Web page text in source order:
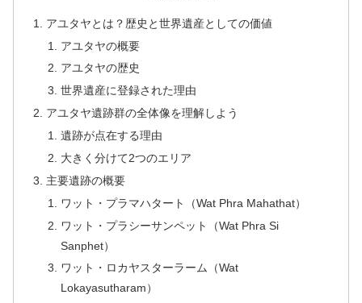
アユタヤとは？歴史と世界遺産としての価値
アユタヤの概要
アユタヤの歴史
世界遺産に登録された理由
アユタヤ遺跡群の全体像を理解しよう
遺跡が点在する理由
大きく分けて2つのエリア
主要遺跡の概要
ワット・プラマハタート（Wat Phra Mahathat）
ワット・プラシーサンペット（Wat Phra Si
Sanphet）
ワット・ロカヤスターラーム（Wat
Lokayasutharam）